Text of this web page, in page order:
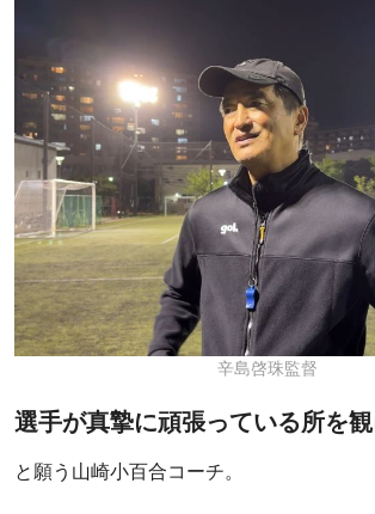
辛島啓珠監督
選手が真摯に頑張っている所を
と願う山崎小百合コーチ。